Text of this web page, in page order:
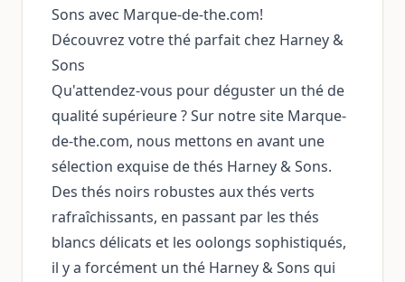
Sons avec Marque-de-the.com!
Découvrez votre thé parfait chez Harney &
Sons
Qu'attendez-vous pour déguster un thé de
qualité supérieure ? Sur notre site Marque-
de-the.com, nous mettons en avant une
sélection exquise de thés Harney & Sons.
Des thés noirs robustes aux thés verts
rafraîchissants, en passant par les thés
blancs délicats et les oolongs sophistiqués,
il y a forcément un thé Harney & Sons qui